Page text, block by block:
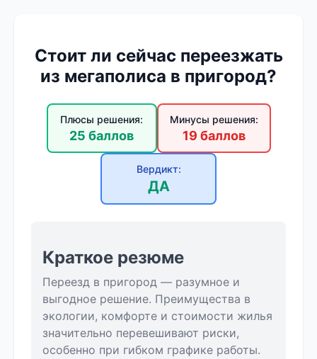
Стоит ли сейчас переезжать
из мегаполиса в пригород?
Плюсы решения:
25 баллов
Минусы решения:
19 баллов
Вердикт:
ДА
Краткое резюме
Переезд в пригород — разумное и
выгодное решение. Преимущества в
экологии, комфорте и стоимости жилья
значительно перевешивают риски,
особенно при гибком графике работы.